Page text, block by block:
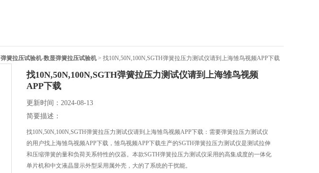
弹簧拉压试验机-数显弹簧拉压试验机 > 找10N,50N,100N,SGTH弹簧拉压力测试仪请到上海雏鸟视频APP下载
找10N,50N,100N,SGTH弹簧拉压力测试仪请到上海雏鸟视频
APP下载
更新时间：2024-08-13
简要描述：
找10N,50N,100N,SGTH弹簧拉压力测试仪请到上海雏鸟视频APP下载：需要弹簧拉压力测试仪
的用户找上海雏鸟视频APP下载，雏鸟视频APP下载生产的SGTH弹簧拉压力测试仪是测试拉伸
和压缩弹簧的量和负荷关系特性的仪器。本款SGTH弹簧拉压力测试仪采用的高集成度的一体化
单片机和中文液晶显示外型采用属外壳，大的了系统的干扰能。